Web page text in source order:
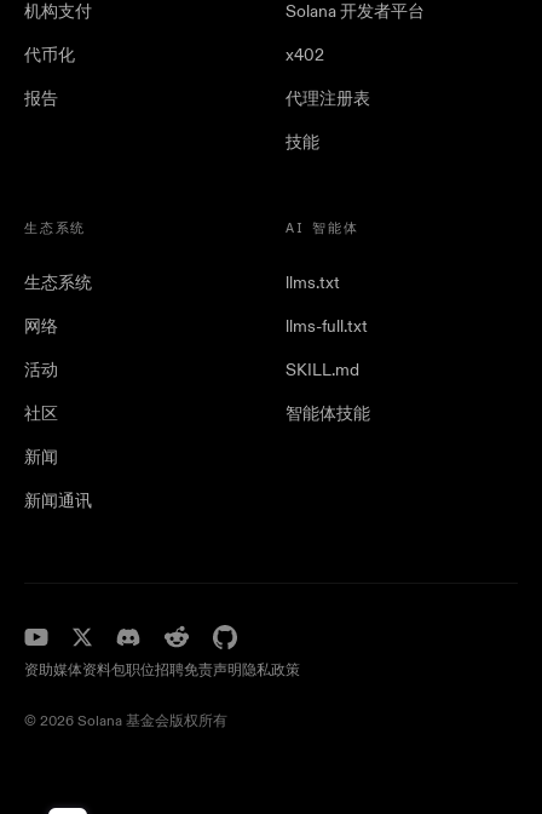
机构支付
代币化
报告
Solana 开发者平台
x402
代理注册表
技能
生态系统
生态系统
网络
活动
社区
新闻
新闻通讯
AI 智能体
llms.txt
llms-full.txt
SKILL.md
智能体技能
资助媒体资料包职位招聘免责声明 隐私政策
©️ 2026 Solana 基金会版权所有